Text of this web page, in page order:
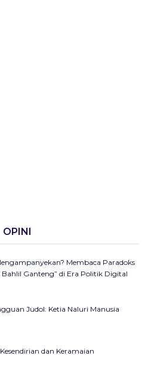
OPINI
Membaca Paradoks
Bahlil Ganteng” di Era Politik Digital
Judol: Ketia Naluri Manusia
dan Keramaian